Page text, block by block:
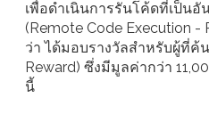
เพื่อดำเนินการรันโค้ดที่เป็นอั
(Remote Code Execution -
ว่า ได้มอบรางวัลสำหรับผู้ที่ค้
Reward) ซึ่งมีมูลค่ากว่า
นี้